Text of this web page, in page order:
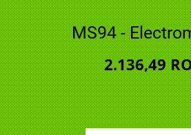
MS94 -
2.136,49